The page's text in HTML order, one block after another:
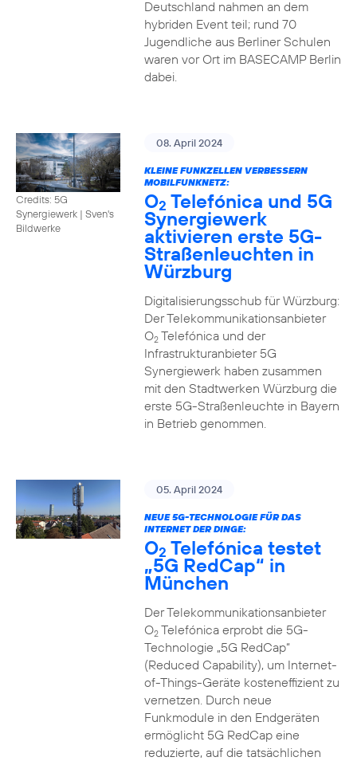
Deutschland nahmen an dem
hybriden Event teil; rund 70
Jugendliche aus Berliner Schulen
waren vor Ort im BASECAMP Berlin
dabei.
Credits: 5G
Synergiewerk | Sven's
Bildwerke
08. April 2024
KLEINE FUNKZELLEN VERBESSERN
MOBILFUNKNETZ:
O2 Telefónica und 5G
Synergiewerk
aktivieren erste 5G-
Straßenleuchten in
Würzburg
Digitalisierungsschub für Würzburg:
Der Telekommunikationsanbieter
O2Telefónica und der
Infrastrukturanbieter 5G
Synergiewerk haben zusammen
mit den Stadtwerken Würzburg die
erste 5G-Straßenleuchte in Bayern
in Betrieb genommen.
05. April 2024
NEUE 5G-TECHNOLOGIE FÜR DAS
INTERNET DER DINGE:
O2 Telefónica testet
„5G RedCap“ in
München
Der Telekommunikationsanbieter
O2Telefónica erprobt die 5G-
Technologie „5G RedCap“
(Reduced Capability), um Internet-
of-Things-Geräte kosteneffizient zu
vernetzen. Durch neue
Funkmodule in den Endgeräten
ermöglicht 5G RedCap eine
reduzierte, auf die tatsächlichen